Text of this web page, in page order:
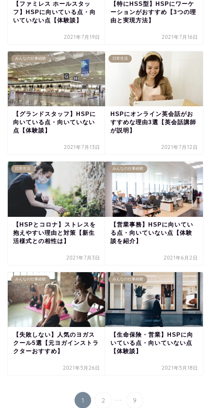
【ファミレス ホールスタッ
フ】HSPに向いている点・向
いていない点【体験談】
2021年7月19日
【特にHSS型】HSPにワーケ
ーションがおすすめ【3つの理
由と実現方法】
2021年7月16日
みんなの仕事経験
【グランドスタッフ】HSPに
向いている点・向いていない
点【体験談】
2021年7月13日
日常生活
HSPにオンライン英会話がお
すすめな理由3選【英会話講師
が説明】
2021年7月12日
日常生活
【HSPとコロナ】ストレスを
抱えやすい理由と対策【新生
活様式との相性は】
2021年7月3日
みんなの仕事経験
【営業事務】HSPに向いてい
る点・向いていない点【体験
談を紹介】
2021年6月2日
みんなの仕事経験
【失敗しない】人気のヨガス
クール5選【元ヨガインストラ
クターおすすめ】
2021年5月26日
みんなの仕事経験
【生命保険・営業】HSPに向
いている点・向いていない点
【体験談】
2021年5月18日
1 2 ... 9